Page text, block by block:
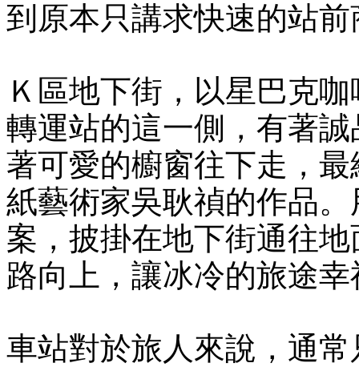
到原本只講求快速的站
Ｋ區地下街，以星巴克
轉運站的這一側，有著
著可愛的櫥窗往下走，
紙藝術家吳耿禎的作品
案，披掛在地下街通往
路向上，讓冰冷的旅途
車站對於旅人來說，通